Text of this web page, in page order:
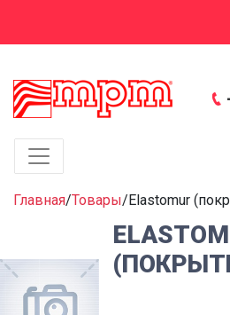
Главная/Товары/Elastomur